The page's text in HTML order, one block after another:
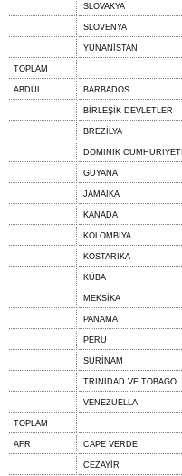
SLOVAKYA
SLOVENYA
YUNANİSTAN
TOPLAM
ABDUL BARBADOS
BİRLEŞİK DEVLETLER
BREZİLYA
DOMINIK CUMHURIYETI
GUYANA
JAMAIKA
KANADA
KOLOMBİYA
KOSTARIKA
KÜBA
MEKSİKA
PANAMA
PERU
SURİNAM
TRINIDAD VE TOBAGO
VENEZUELLA
TOPLAM
AFR CAPE VERDE
CEZAYİR